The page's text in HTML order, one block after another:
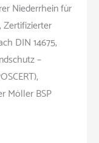
Niederrhein für
Zertifizierter
DIN 14675,
–
Möller BSP